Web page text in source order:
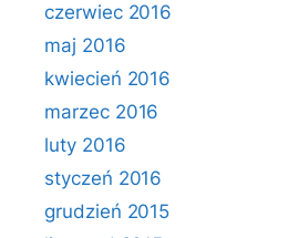
czerwiec 2016
maj 2016
kwiecień 2016
marzec 2016
luty 2016
styczeń 2016
grudzień 2015